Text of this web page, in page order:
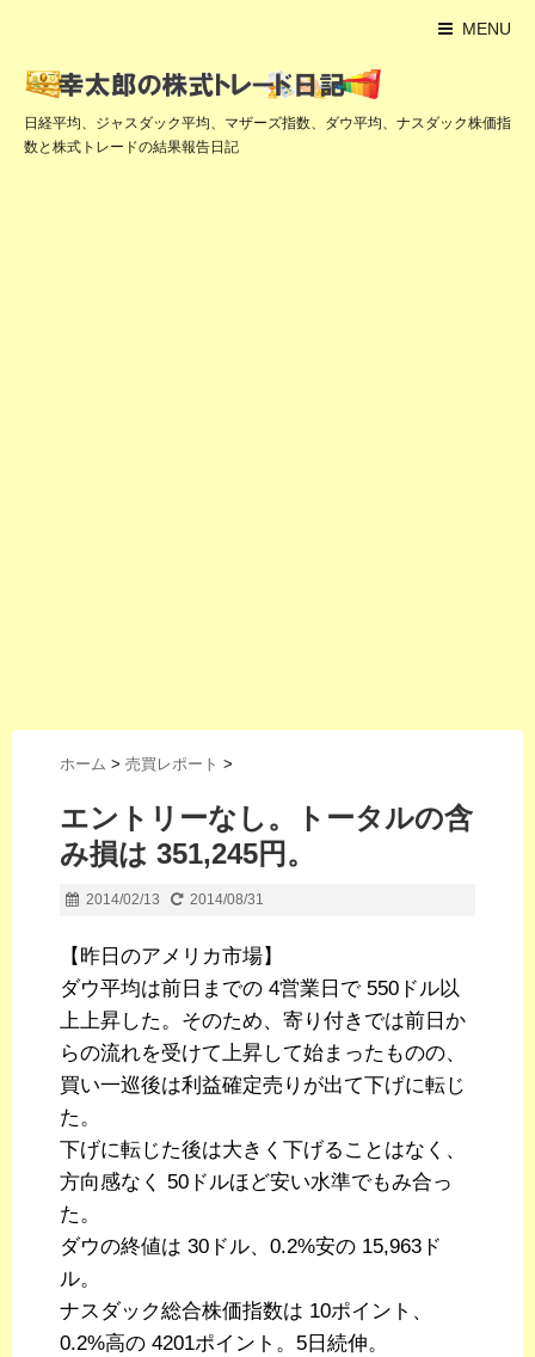
MENU
日経平均、ジャスダック平均、マザーズ指数、ダウ平均、ナスダック株価指
数と株式トレードの結果報告日記
ホーム > 売買レポート >
エントリーなし。トータルの含
み損は 351,245円。
2014/02/13 2014/08/31
【昨日のアメリカ市場】
ダウ平均は前日までの 4営業日で 550ドル以
上上昇した。そのため、寄り付きでは前日か
らの流れを受けて上昇して始まったものの、
買い一巡後は利益確定売りが出て下げに転じ
た。
下げに転じた後は大きく下げることはなく、
方向感なく 50ドルほど安い水準でもみ合っ
た。
ダウの終値は 30ドル、0.2%安の 15,963ド
ル。
ナスダック総合株価指数は 10ポイント、
0.2%高の 4201ポイント。5日続伸。